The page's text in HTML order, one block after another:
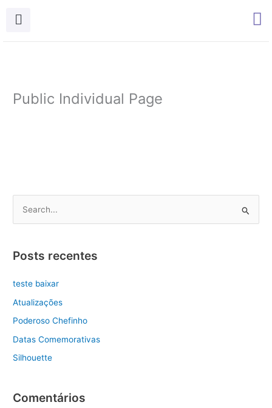
Public Individual Page
q
a
r
p
r
Posts recentes
teste baixar
Atualizações
Poderoso Chefinho
Datas Comemorativas
Silhouette
Comentários